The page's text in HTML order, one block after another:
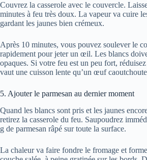
Couvrez la casserole avec le couvercle.
minutes à feu très doux. La vapeur va cuire
gardant les jaunes bien crémeux.
Après 10 minutes, vous pouvez soulever le
rapidement pour jeter un œil. Les blancs
opaques. Si votre feu est un peu fort,
vaut une cuisson lente qu’un œuf
5. Ajouter le parmesan au dernier moment
Quand les blancs sont pris et les jaunes
retirez la casserole du feu. Saupoudrez
g de parmesan râpé sur toute la surface.
La chaleur va faire fondre le fromage et